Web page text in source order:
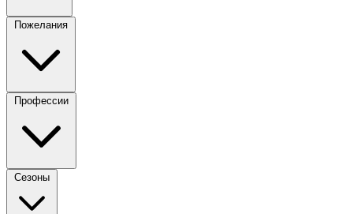
Пожелания
Профессии
Сезоны